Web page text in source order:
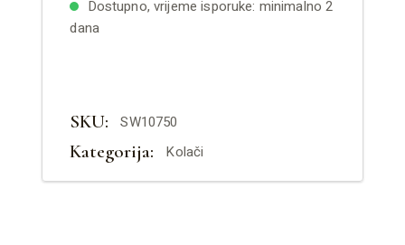
Dostupno, vrijeme isporuke: minimalno 2
dana
SKU: SW10750
Kategorija: Kolači